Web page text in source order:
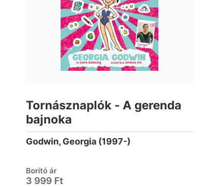
Tornásznaplók - A gerenda
bajnoka
Godwin, Georgia (1997-)
Borító ár
3 999 Ft